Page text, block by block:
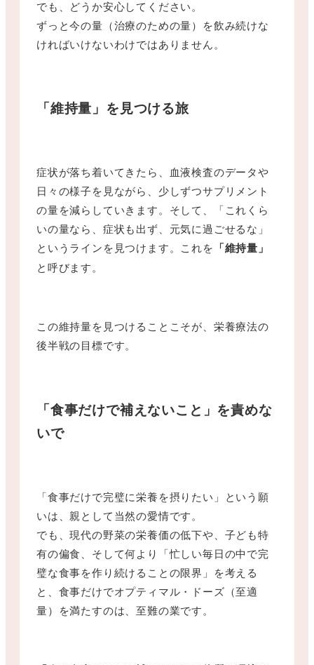
でも、どうか安心してください。
ずっと今の量（治療のための量）を飲み続けな
ければいけないわけではありません。
「維持量」を見つける旅
症状が落ち着いてきたら、血液検査のデータや
日々の様子を見ながら、少しずつサプリメント
の量を減らしていきます。そして、「これくら
いの量なら、症状も出ず、元気に過ごせるな」
というラインを見つけます。これを 「維持量」
と呼びます。
この維持量を見つけることこそが、栄養療法の
後半戦の目標です。
「食事だけで補えないこと」を責めな
いで
「食事だけで完璧に栄養を摂りたい」という願
いは、親として当然の愛情です。
でも、現代の野菜の栄養価の低下や、子ども特
有の偏食、そして何より「忙しい毎日の中で完
璧な食事を作り続けることの限界」を考える
と、食事だけでオプティマル・ドーズ（至適
量）を満たすのは、至難の業です。